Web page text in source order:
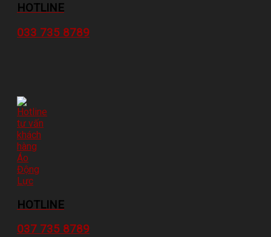
HOTLINE
033 735 8789
HOTLINE
037 735 8789